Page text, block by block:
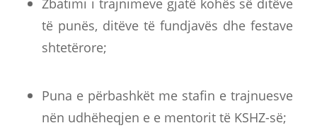
të punës, ditëve të fundjavës dhe festave
shtetërore;
Puna e përbashkët me stafin e trajnuesve
nën udhëheqjen e e mentorit të KSHZ-së;